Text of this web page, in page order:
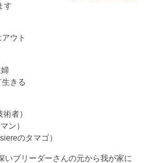
す
ウト
きる
者）
ン）
のタマゴ）
いブリーダーさんの元から我が家に